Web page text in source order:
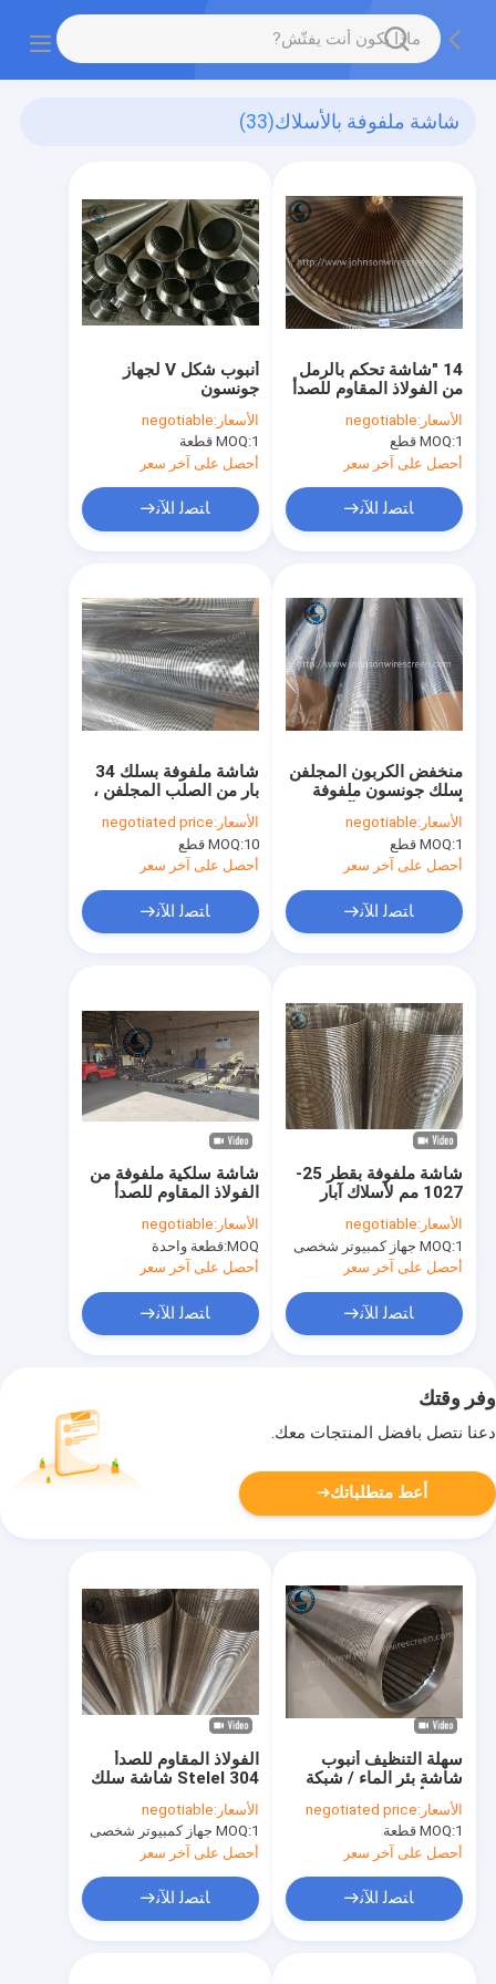
شاشة ملفوفة بالأسلاك(33)
أنبوب شكل V لجهاز
جونسون
الأسعار:negotiable
MOQ:1 قطعة
أحصل على آخر سعر
ﺎﺘﺼﻟ ﺍﻶﻧ
14 "شاشة تحكم بالرمل
من الفولاذ المقاوم للصدأ
بعمق 250 م
الأسعار:negotiable
MOQ:1 قطع
أحصل على آخر سعر
ﺎﺘﺼﻟ ﺍﻶﻧ
شاشة ملفوفة بسلك 34
بار من الصلب المجلفن ،
شاشة بئر ماء من
جونسون
الأسعار:negotiated price
MOQ:10 قطع
أحصل على آخر سعر
ﺎﺘﺼﻟ ﺍﻶﻧ
منخفض الكربون المجلفن
سلك جونسون ملفوفة
أنابيب الشاشة لآبار المياه
الأسعار:negotiable
MOQ:1 قطع
أحصل على آخر سعر
ﺎﺘﺼﻟ ﺍﻶﻧ
شاشة سلكية ملفوفة من
الفولاذ المقاوم للصدأ
بوصة للتحكم في الرمال
الأسعار:negotiable
MOQ: قطعة واحدة
أحصل على آخر سعر
ﺎﺘﺼﻟ ﺍﻶﻧ
شاشة ملفوفة بقطر 25-
1027 مم لأسلاك آبار
المياه لمرشح الرمل
الأسعار:negotiable
MOQ:1 جهاز كمبيوتر شخصى
أحصل على آخر سعر
ﺎﺘﺼﻟ ﺍﻶﻧ
وفر وقتك
دعنا نتصل بأفضل المنتجات معك.
أعط متطلباتك
الفولاذ المقاوم للصدأ
Stelel 304 شاشة سلك
مم
الأسعار:negotiable
MOQ:1 جهاز كمبيوتر شخصى
أحصل على آخر سعر
ﺎﺘﺼﻟ ﺍﻶﻧ
سهلة التنظيف أنبوب
شاشة بئر الماء / شبكة
لف الأسلاك متعددة
الوظائف
الأسعار:negotiated price
MOQ:1 قطعة
أحصل على آخر سعر
ﺎﺘﺼﻟ ﺍﻶﻧ